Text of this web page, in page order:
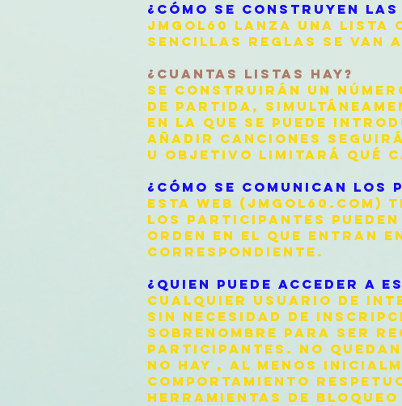
¿CÓMO SE CONSTRUYEN
JMGOL60 LANZA UNA LISTA
SENCILLAS REGLAS SE VAN
¿CUANTAS LISTAS HAY?
SE CONSTRUIRÁN UN
DE PARTIDA,
EN LA QUE SE PUEDE
AÑADIR CANCIONES
U OBJETIVO LIMITARÁ QUÉ
¿CÓMO SE COMUNICAN LOS
ESTA WEB (JMGOL60.COM)
LOS PARTICIPANTES
ORDEN EN EL QUE ENTRAN
CORRESPONDIENTE.
¿QUIEN PUEDE ACCEDER A
CUALQUIER USUARIO DE
SIN NECESIDAD DE
SOBRENOMBRE PARA SER
PARTICIPANTES. NO
NO HAY , AL MENOS
COMPORTAMIENTO
HERRAMIENTAS DE